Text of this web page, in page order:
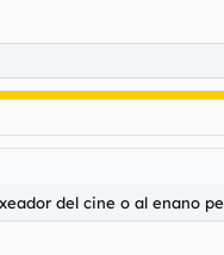
del cine o al enano